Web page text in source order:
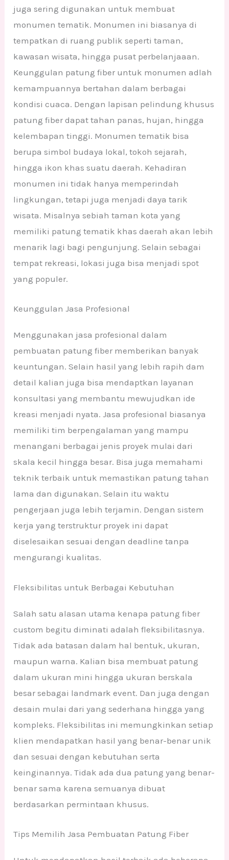
juga sering digunakan untuk membuat
monumen tematik. Monumen ini biasanya di
tempatkan di ruang publik seperti taman,
kawasan wisata, hingga pusat perbelanjaaan.
Keunggulan patung fiber untuk monumen adlah
kemampuannya bertahan dalam berbagai
kondisi cuaca. Dengan lapisan pelindung khusus
patung fiber dapat tahan panas, hujan, hingga
kelembapan tinggi. Monumen tematik bisa
berupa simbol budaya lokal, tokoh sejarah,
hingga ikon khas suatu daerah. Kehadiran
monumen ini tidak hanya memperindah
lingkungan, tetapi juga menjadi daya tarik
wisata. Misalnya sebiah taman kota yang
memiliki patung tematik khas daerah akan lebih
menarik lagi bagi pengunjung. Selain sebagai
tempat rekreasi, lokasi juga bisa menjadi spot
yang populer.
Keunggulan Jasa Profesional
Menggunakan jasa profesional dalam
pembuatan patung fiber memberikan banyak
keuntungan. Selain hasil yang lebih rapih dam
detail kalian juga bisa mendaptkan layanan
konsultasi yang membantu mewujudkan ide
kreasi menjadi nyata. Jasa profesional biasanya
memiliki tim berpengalaman yang mampu
menangani berbagai jenis proyek mulai dari
skala kecil hingga besar. Bisa juga memahami
teknik terbaik untuk memastikan patung tahan
lama dan digunakan. Selain itu waktu
pengerjaan juga lebih terjamin. Dengan sistem
kerja yang terstruktur proyek ini dapat
diselesaikan sesuai dengan deadline tanpa
mengurangi kualitas.
Fleksibilitas untuk Berbagai Kebutuhan
Salah satu alasan utama kenapa patung fiber
custom begitu diminati adalah fleksibilitasnya.
Tidak ada batasan dalam hal bentuk, ukuran,
maupun warna. Kalian bisa membuat patung
dalam ukuran mini hingga ukuran berskala
besar sebagai landmark event. Dan juga dengan
desain mulai dari yang sederhana hingga yang
kompleks. Fleksibilitas ini memungkinkan setiap
klien mendapatkan hasil yang benar-benar unik
dan sesuai dengan kebutuhan serta
keinginannya. Tidak ada dua patung yang benar-
benar sama karena semuanya dibuat
berdasarkan permintaan khusus.
Tips Memilih Jasa Pembuatan Patung Fiber